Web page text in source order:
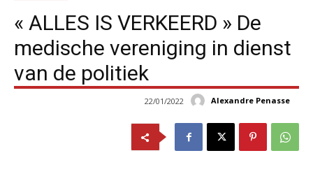
« ALLES IS VERKEERD » De
medische vereniging in dienst
van de politiek
Alexandre Penasse
22/01/2022